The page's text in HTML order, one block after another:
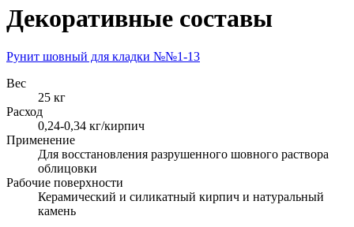
Декоративные составы
Рунит шовный для кладки №№1-13
Вес
25 кг
Расход
0,24-0,34 кг/кирпич
Применение
Для восстановления разрушенного шовного раствора
облицовки
Рабочие поверхности
Керамический и силикатный кирпич и натуральный
камень